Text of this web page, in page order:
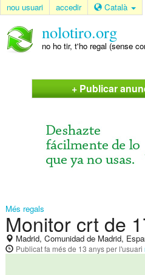
nou usuari accedir Català
nolotiro.org
no ho tir, t'ho regal (sense
+ Publicar
Més regals
Monitor crt de
Madrid, Comunidad de Madrid,
Publicatfa més de 13 anysper l'usuari